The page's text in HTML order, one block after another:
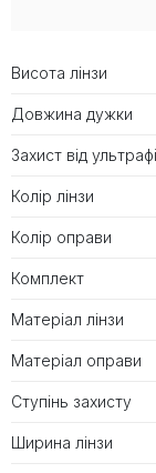
Висота лінзи
Довжина дужки
Захист від
Колір лінзи
Колір оправи
Комплект
Матеріал лінзи
Матеріал оправи
Ступінь захисту
Ширина лінзи